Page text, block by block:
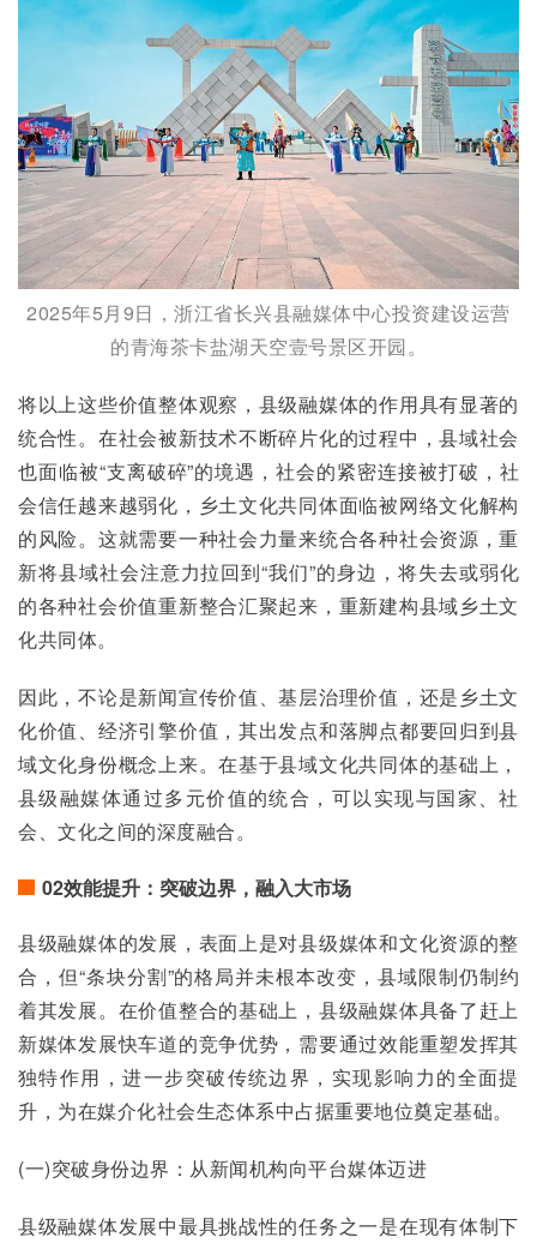
2025年5月9日，浙江省长兴县融媒体中心投资建设运营
的青海茶卡盐湖天空壹号景区开园。
将以上这些价值整体观察，县级融媒体的作用具有显著的
统合性。在社会被新技术不断碎片化的过程中，县域社会
也面临被“支离破碎”的境遇，社会的紧密连接被打破，社
会信任越来越弱化，乡土文化共同体面临被网络文化解构
的风险。这就需要一种社会力量来统合各种社会资源，重
新将县域社会注意力拉回到“我们”的身边，将失去或弱化
的各种社会价值重新整合汇聚起来，重新建构县域乡土文
化共同体。
因此，不论是新闻宣传价值、基层治理价值，还是乡土文
化价值、经济引擎价值，其出发点和落脚点都要回归到县
域文化身份概念上来。在基于县域文化共同体的基础上，
县级融媒体通过多元价值的统合，可以实现与国家、社
会、文化之间的深度融合。
02效能提升：突破边界，融入大市场
县级融媒体的发展，表面上是对县级媒体和文化资源的整
合，但“条块分割”的格局并未根本改变，县域限制仍制约
着其发展。在价值整合的基础上，县级融媒体具备了赶上
新媒体发展快车道的竞争优势，需要通过效能重塑发挥其
独特作用，进一步突破传统边界，实现影响力的全面提
升，为在媒介化社会生态体系中占据重要地位奠定基础。
(一)突破身份边界：从新闻机构向平台媒体迈进
县级融媒体发展中最具挑战性的任务之一是在现有体制下